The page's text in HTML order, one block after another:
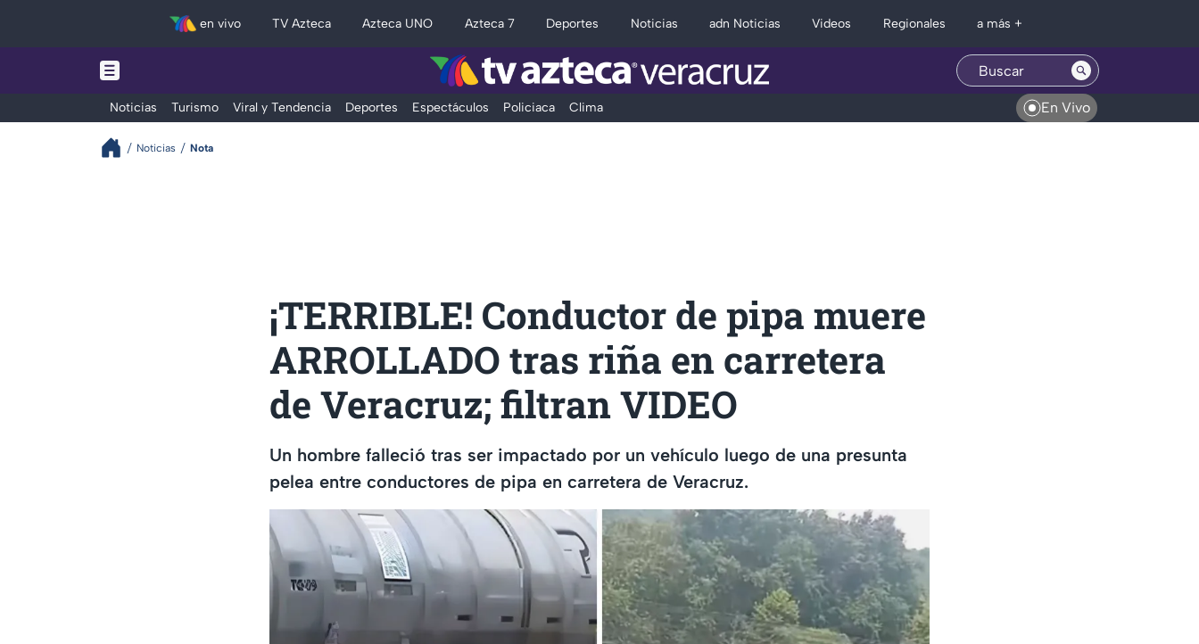
en vivo TV Azteca Azteca UNO Azteca 7 Deportes Noticias adn Noticias Videos Regionales a más +
Noticias Turismo Viral y Tendencia Deportes Espectáculos Policiaca Clima En Vivo
Noticias Nota
¡TERRIBLE! Conductor de pipa muere
ARROLLADO tras riña en carretera
de Veracruz; filtran VIDEO
Un hombre falleció tras ser impactado por un vehículo luego de una presunta
pelea entre conductores de pipa en carretera de Veracruz.